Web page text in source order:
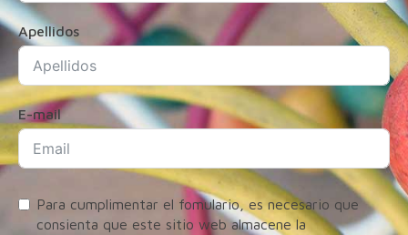
Apellidos
E-mail
Para cumplimentar el fomulario, es necesario que
consienta que este sitio web almacene la